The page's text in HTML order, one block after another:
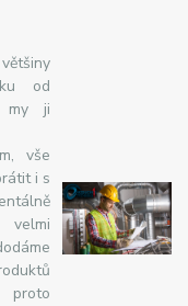
od
my ji
vše
i s
proto